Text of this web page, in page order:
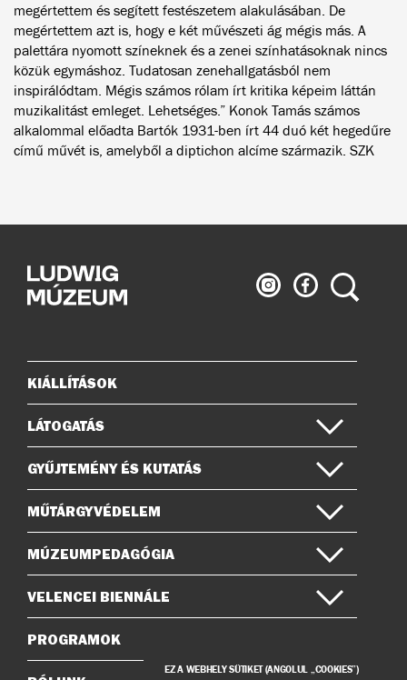
megértettem és segített festészetem alakulásában. De
megértettem azt is, hogy e két művészeti ág mégis más. A
palettára nyomott színeknek és a zenei színhatásoknak nincs
közük egymáshoz. Tudatosan zenehallgatásból nem
inspirálódtam. Mégis számos rólam írt kritika képeim láttán
muzikalitást emleget. Lehetséges.” Konok Tamás számos
alkalommal előadta Bartók 1931-ben írt 44 duó két hegedűre
című művét is, amelyből a diptichon alcíme származik. SZK
Ludwig
Múzeum
Ludwig
Múzeum
Keresés
Oldaltérkép
KIÁLLÍTÁSOK
LÁTOGATÁS
GYŰJTEMÉNY ÉS KUTATÁS
MŰTÁRGYVÉDELEM
MÚZEUMPEDAGÓGIA
VELENCEI BIENNÁLE
PROGRAMOK
EZ A WEBHELY SÜTIKET (ANGOLUL „COOKIES”)